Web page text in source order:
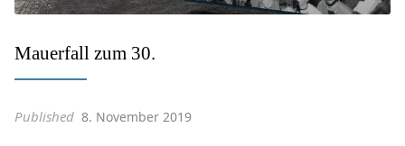
Mauerfall zum 30.
Published 8. November 2019